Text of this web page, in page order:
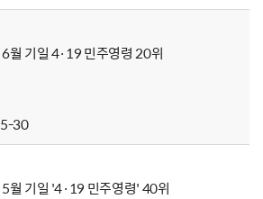
월 기일 4·19 민주영령 20위
30
월 기일 '4·19 민주영령' 40위